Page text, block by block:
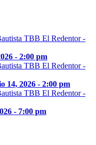
- 2:00 pm
14, 2026 - 2:00 pm
- 7:00 pm